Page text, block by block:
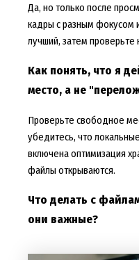
Да, но только после
кадры с разным фокусом
лучший, затем проверьте
Как понять, что я
место, а не
Проверьте свободное
убедитесь, что
включена оптимизация
файлы открываются.
Что делать с
они важные?